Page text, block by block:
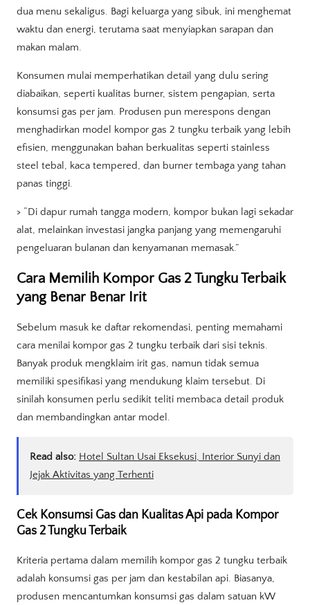
dua menu sekaligus. Bagi keluarga yang sibuk, ini menghemat
waktu dan energi, terutama saat menyiapkan sarapan dan
makan malam.
Konsumen mulai memperhatikan detail yang dulu sering
diabaikan, seperti kualitas burner, sistem pengapian, serta
konsumsi gas per jam. Produsen pun merespons dengan
menghadirkan model kompor gas 2 tungku terbaik yang lebih
efisien, menggunakan bahan berkualitas seperti stainless
steel tebal, kaca tempered, dan burner tembaga yang tahan
panas tinggi.
> “Di dapur rumah tangga modern, kompor bukan lagi sekadar
alat, melainkan investasi jangka panjang yang memengaruhi
pengeluaran bulanan dan kenyamanan memasak.”
Cara Memilih Kompor Gas 2 Tungku Terbaik
yang Benar Benar Irit
Sebelum masuk ke daftar rekomendasi, penting memahami
cara menilai kompor gas 2 tungku terbaik dari sisi teknis.
Banyak produk mengklaim irit gas, namun tidak semua
memiliki spesifikasi yang mendukung klaim tersebut. Di
sinilah konsumen perlu sedikit teliti membaca detail produk
dan membandingkan antar model.
Read also: Hotel Sultan Usai Eksekusi, Interior Sunyi dan
Jejak Aktivitas yang Terhenti
Cek Konsumsi Gas dan Kualitas Api pada Kompor
Gas 2 Tungku Terbaik
Kriteria pertama dalam memilih kompor gas 2 tungku terbaik
adalah konsumsi gas per jam dan kestabilan api. Biasanya,
produsen mencantumkan konsumsi gas dalam satuan kW